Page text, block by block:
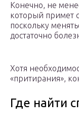
Конечно, не
который примет
поскольку
достаточно
Хотя
«притирания»,
Где найти